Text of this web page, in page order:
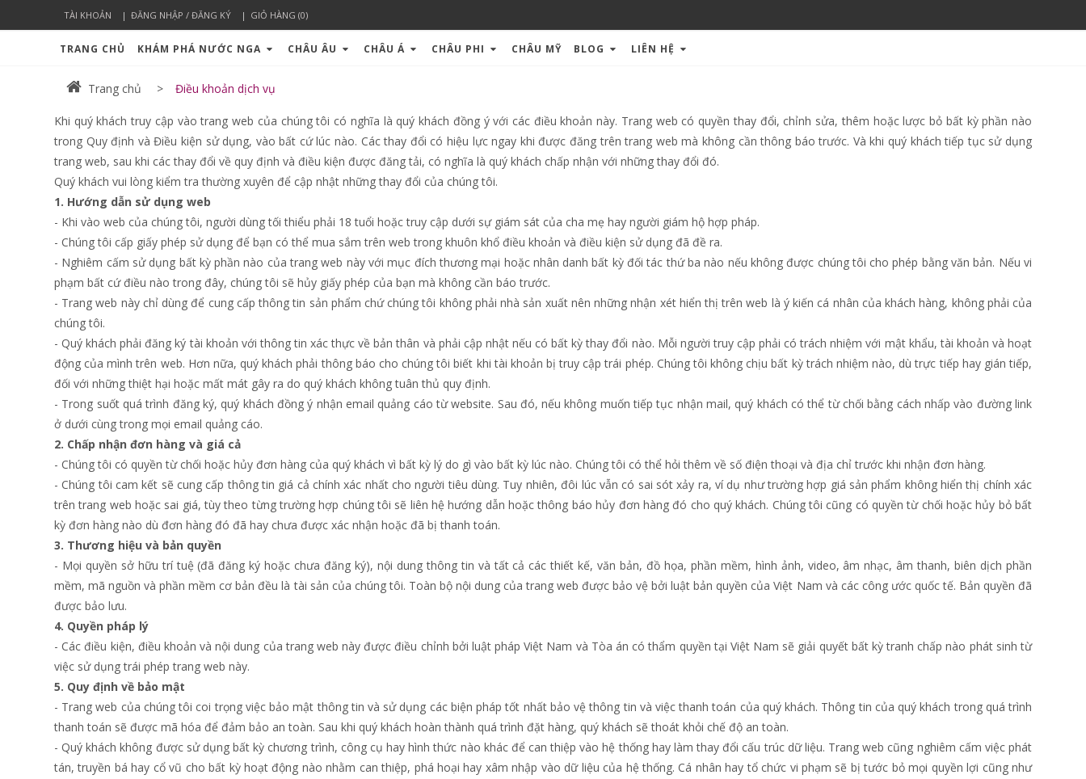
TÀI KHOẢN ĐĂNG NHẬP / ĐĂNG KÝ GIỎ HÀNG (0)
TRANG CHỦ KHÁM PHÁ NƯỚC NGA CHÂU ÂU CHÂU Á CHÂU PHI CHÂU MỸ BLOG LIÊN HỆ
Trang chủ Điều khoản dịch vụ
Khi quý khách truy cập vào trang web của chúng tôi có nghĩa là quý khách đồng ý với các điều khoản này. Trang web có quyền thay đổi, chỉnh sửa, thêm hoặc lược bỏ bất kỳ phần nào
trong Quy định và Điều kiện sử dụng, vào bất cứ lúc nào. Các thay đổi có hiệu lực ngay khi được đăng trên trang web mà không cần thông báo trước. Và khi quý khách tiếp tục sử dụng
trang web, sau khi các thay đổi về quy định và điều kiện được đăng tải, có nghĩa là quý khách chấp nhận với những thay đổi đó.
Quý khách vui lòng kiểm tra thường xuyên để cập nhật những thay đổi của chúng tôi.
1. Hướng dẫn sử dụng web
- Khi vào web của chúng tôi, người dùng tối thiểu phải 18 tuổi hoặc truy cập dưới sự giám sát của cha mẹ hay người giám hộ hợp pháp.
- Chúng tôi cấp giấy phép sử dụng để bạn có thể mua sắm trên web trong khuôn khổ điều khoản và điều kiện sử dụng đã đề ra.
- Nghiêm cấm sử dụng bất kỳ phần nào của trang web này với mục đích thương mại hoặc nhân danh bất kỳ đối tác thứ ba nào nếu không được chúng tôi cho phép bằng văn bản. Nếu vi
phạm bất cứ điều nào trong đây, chúng tôi sẽ hủy giấy phép của bạn mà không cần báo trước.
- Trang web này chỉ dùng để cung cấp thông tin sản phẩm chứ chúng tôi không phải nhà sản xuất nên những nhận xét hiển thị trên web là ý kiến cá nhân của khách hàng, không phải của
chúng tôi.
- Quý khách phải đăng ký tài khoản với thông tin xác thực về bản thân và phải cập nhật nếu có bất kỳ thay đổi nào. Mỗi người truy cập phải có trách nhiệm với mật khẩu, tài khoản và hoạt
động của mình trên web. Hơn nữa, quý khách phải thông báo cho chúng tôi biết khi tài khoản bị truy cập trái phép. Chúng tôi không chịu bất kỳ trách nhiệm nào, dù trực tiếp hay gián tiếp,
đối với những thiệt hại hoặc mất mát gây ra do quý khách không tuân thủ quy định.
- Trong suốt quá trình đăng ký, quý khách đồng ý nhận email quảng cáo từ website. Sau đó, nếu không muốn tiếp tục nhận mail, quý khách có thể từ chối bằng cách nhấp vào đường link
ở dưới cùng trong mọi email quảng cáo.
2. Chấp nhận đơn hàng và giá cả
- Chúng tôi có quyền từ chối hoặc hủy đơn hàng của quý khách vì bất kỳ lý do gì vào bất kỳ lúc nào. Chúng tôi có thể hỏi thêm về số điện thoại và địa chỉ trước khi nhận đơn hàng.
- Chúng tôi cam kết sẽ cung cấp thông tin giá cả chính xác nhất cho người tiêu dùng. Tuy nhiên, đôi lúc vẫn có sai sót xảy ra, ví dụ như trường hợp giá sản phẩm không hiển thị chính xác
trên trang web hoặc sai giá, tùy theo từng trường hợp chúng tôi sẽ liên hệ hướng dẫn hoặc thông báo hủy đơn hàng đó cho quý khách. Chúng tôi cũng có quyền từ chối hoặc hủy bỏ bất
kỳ đơn hàng nào dù đơn hàng đó đã hay chưa được xác nhận hoặc đã bị thanh toán.
3. Thương hiệu và bản quyền
- Mọi quyền sở hữu trí tuệ (đã đăng ký hoặc chưa đăng ký), nội dung thông tin và tất cả các thiết kế, văn bản, đồ họa, phần mềm, hình ảnh, video, âm nhạc, âm thanh, biên dịch phần
mềm, mã nguồn và phần mềm cơ bản đều là tài sản của chúng tôi. Toàn bộ nội dung của trang web được bảo vệ bởi luật bản quyền của Việt Nam và các công ước quốc tế. Bản quyền đã
được bảo lưu.
4. Quyền pháp lý
- Các điều kiện, điều khoản và nội dung của trang web này được điều chỉnh bởi luật pháp Việt Nam và Tòa án có thẩm quyền tại Việt Nam sẽ giải quyết bất kỳ tranh chấp nào phát sinh từ
việc sử dụng trái phép trang web này.
5. Quy định về bảo mật
- Trang web của chúng tôi coi trọng việc bảo mật thông tin và sử dụng các biện pháp tốt nhất bảo vệ thông tin và việc thanh toán của quý khách. Thông tin của quý khách trong quá trình
thanh toán sẽ được mã hóa để đảm bảo an toàn. Sau khi quý khách hoàn thành quá trình đặt hàng, quý khách sẽ thoát khỏi chế độ an toàn.
- Quý khách không được sử dụng bất kỳ chương trình, công cụ hay hình thức nào khác để can thiệp vào hệ thống hay làm thay đổi cấu trúc dữ liệu. Trang web cũng nghiêm cấm việc phát
tán, truyền bá hay cổ vũ cho bất kỳ hoạt động nào nhằm can thiệp, phá hoại hay xâm nhập vào dữ liệu của hệ thống. Cá nhân hay tổ chức vi phạm sẽ bị tước bỏ mọi quyền lợi cũng như